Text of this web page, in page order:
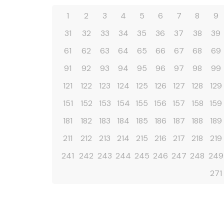
1 2 3 4 5 6 7 8 9
31
32 33 34 35 36 37 38 39
61
62 63 64 65 66 67 68 69
91
92 93 94 95 96 97 98 99
121
122 123 124 125 126 127 128 129
151
152 153 154 155 156 157 158 159
181
182 183 184 185 186 187 188 189
211
212 213 214 215 216 217 218 219
241 242 243 244 245 246 247 248 249
271